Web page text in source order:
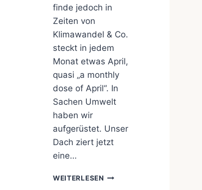
C
finde jedoch in
Zeiten von
Klimawandel & Co.
steckt in jedem
Monat etwas April,
quasi „a monthly
dose of April“. In
Sachen Umwelt
haben wir
aufgerüstet. Unser
Dach ziert jetzt
eine…
WEITERLESEN C